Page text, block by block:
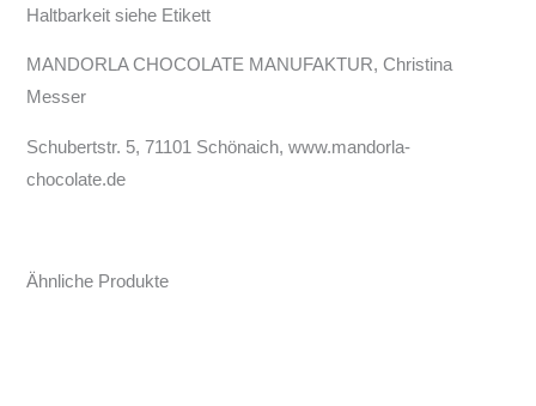
Haltbarkeit siehe Etikett
MANDORLA CHOCOLATE MANUFAKTUR, Christina
Messer
Schubertstr. 5, 71101 Schönaich, www.mandorla-
chocolate.de
Ähnliche Produkte